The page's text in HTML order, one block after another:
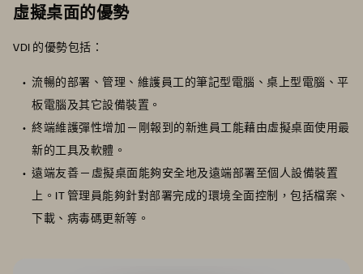
虛擬桌面的優勢
VDI 的優勢包括：
流暢的部署、管理、維護員工的筆記型電腦、桌上型電腦、平
板電腦及其它設備裝置。
終端維護彈性增加 ─ 剛報到的新進員工能藉由虛擬桌面使用最
新的工具及軟體。
遠端友善 ─ 虛擬桌面能夠安全地及遠端部署至個人設備裝置
上。IT 管理員能夠針對部署完成的環境全面控制，包括檔案、
下載、病毒碼更新等。